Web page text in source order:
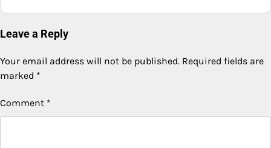
Leave a Reply
Your email address will not be published. Required fields are
marked *
Comment *